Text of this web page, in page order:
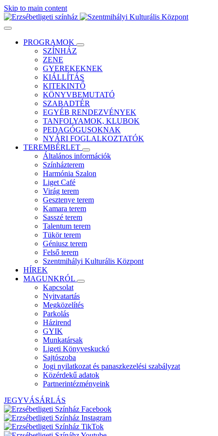
Skip to main content
PROGRAMOK
SZÍNHÁZ
ZENE
GYEREKEKNEK
KIÁLLÍTÁS
KITEKINTŐ
KÖNYVBEMUTATÓ
SZABADTÉR
EGYÉB RENDEZVÉNYEK
TANFOLYAMOK, KLUBOK
PEDAGÓGUSOKNAK
NYÁRI FOGLALKOZTATÓK
TEREMBÉRLET
Általános információk
Színházterem
Harmónia Szalon
Liget Café
Virág terem
Gesztenye terem
Kamara terem
Sasszé terem
Talentum terem
Tükör terem
Géniusz terem
Felső terem
Szentmihályi Kulturális Központ
HÍREK
MAGUNKRÓL
Kapcsolat
Nyitvatartás
Megközelítés
Parkolás
Házirend
GYIK
Munkatársak
Ligeti Könyveskuckó
Sajtószoba
Jogi nyilatkozat és panaszkezelési szabályzat
Közérdekű adatok
Partnerintézményeink
JEGYVÁSÁRLÁS